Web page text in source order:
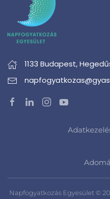
1133 Budapest,
Napfogyatkozás Egyesület ©